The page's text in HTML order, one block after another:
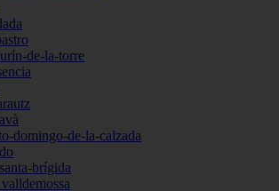
de-la-torre
domingo-de-la-calzada
brígida